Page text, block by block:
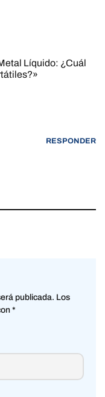
Líquido: ¿Cuál
RESPONDER
publicada. Los
*